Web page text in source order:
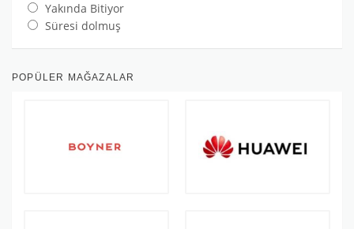
Yakında Bitiyor
Süresi dolmuş
POPÜLER MAĞAZALAR